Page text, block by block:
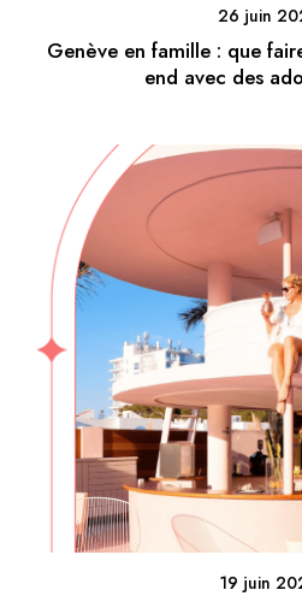
26 juin
Genève en famille : que
end avec des
19 juin